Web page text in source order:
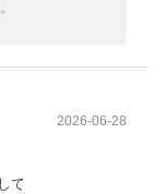
2026-06-28
て